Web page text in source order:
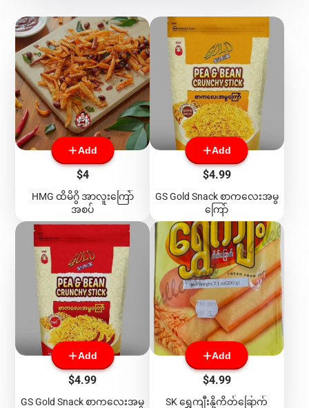
Add
Price
$4
HMG ထိမိဂွိ အာလူးကြော်
အစပ်
Add
Price
$4.99
GS Gold Snack စာကလေးအမွ
ကြော်
Add
Price
$4.99
GS Gold Snack စာကလေးအမွ
Add
Price
$4.99
SK ရွှေကျီးနို့ကိတ်ခြောက်